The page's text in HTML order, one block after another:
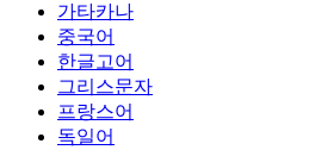
가타카나
중국어
한글고어
그리스문자
프랑스어
독일어